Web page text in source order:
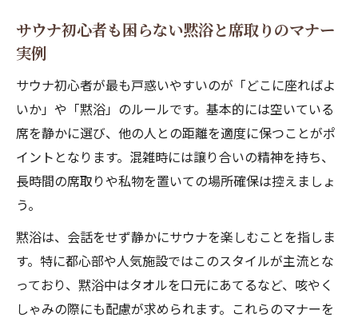
サウナ初心者も困らない黙浴と席取りのマナー
実例
サウナ初心者が最も戸惑いやすいのが「どこに座ればよ
いか」や「黙浴」のルールです。基本的には空いている
席を静かに選び、他の人との距離を適度に保つことがポ
イントとなります。混雑時には譲り合いの精神を持ち、
長時間の席取りや私物を置いての場所確保は控えましょ
う。
黙浴は、会話をせず静かにサウナを楽しむことを指しま
す。特に都心部や人気施設ではこのスタイルが主流とな
っており、黙浴中はタオルを口元にあてるなど、咳やく
しゃみの際にも配慮が求められます。これらのマナーを